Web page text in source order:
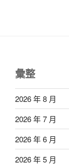
彙整
2026 年 8 月
2026 年 7 月
2026 年 6 月
2026 年 5 月